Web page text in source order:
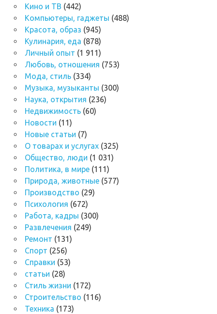
Кино и ТВ (442)
Компьютеры, гаджеты (488)
Красота, образ (945)
Кулинария, еда (878)
Личный опыт (1 911)
Любовь, отношения (753)
Мода, стиль(334)
Музыка, музыканты (300)
Наука, открытия (236)
Недвижимость(60)
Новости (11)
Новые статьи (7)
О товарах и услугах(325)
Общество, люди (1 031)
Политика, в мире(111)
Природа, животные(577)
Производство (29)
Психология (672)
Работа, кадры (300)
Развлечения (249)
Ремонт (131)
Спорт (256)
Справки (53)
статьи (28)
Стиль жизни (172)
Строительство (116)
Техника (173)